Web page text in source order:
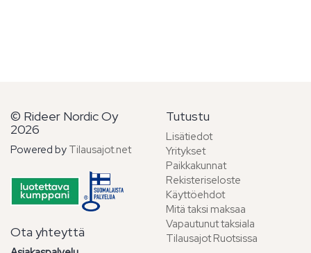
© Rideer Nordic Oy
2026
Powered by Tilausajot.net
Ota yhteyttä
Tutustu
Lisätiedot
Yritykset
Paikkakunnat
Rekisteriseloste
Käyttöehdot
Mitä taksi maksaa
Vapautunut taksiala
Tilausajot Ruotsissa